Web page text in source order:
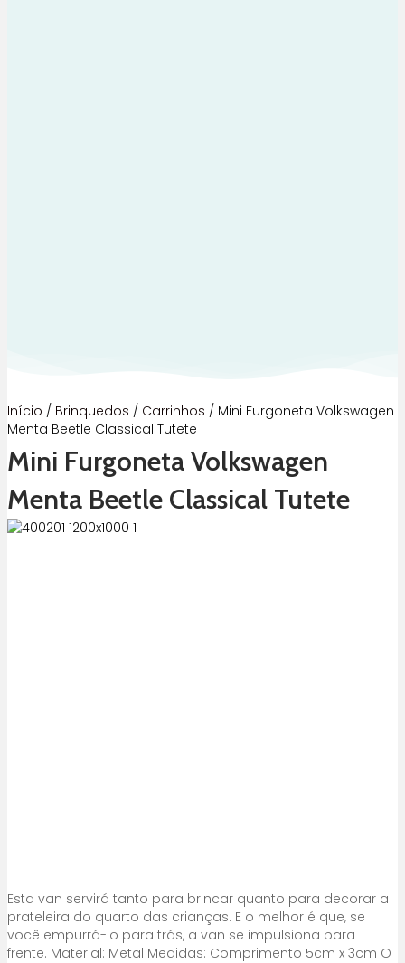
Início / Brinquedos / Carrinhos / Mini Furgoneta Volkswagen
Menta Beetle Classical Tutete
Mini Furgoneta Volkswagen
Menta Beetle Classical Tutete
Esta van servirá tanto para brincar quanto para decorar a
prateleira do quarto das crianças. E o melhor é que, se
você empurrá-lo para trás, a van se impulsiona para
frente. Material: Metal Medidas: Comprimento 5cm x 3cm O